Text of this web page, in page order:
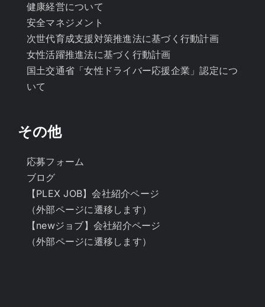
健康経営について
安全マネジメント
次世代育成支援対策推進法に基づく行動計画
女性活躍推進法に基づく行動計画
国土交通省「女性ドライバー応援企業」認定につ
いて
その他
応募フォーム
ブログ
【PLEX JOB】会社紹介ページ
（外部ページに遷移します）
【newジョブ】会社紹介ページ
（外部ページに遷移します）